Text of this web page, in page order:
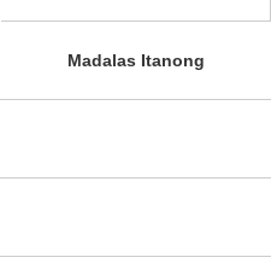
Madalas Itanong